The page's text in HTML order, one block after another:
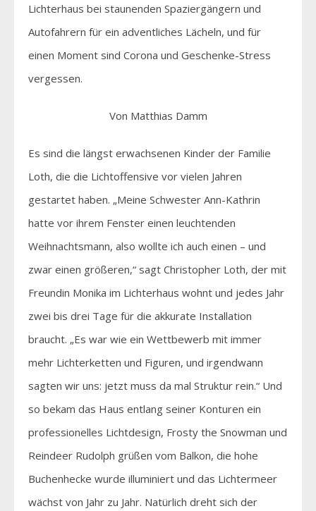
Lichterhaus bei staunenden Spaziergängern und
Autofahrern für ein adventliches Lächeln, und für
einen Moment sind Corona und Geschenke-Stress
vergessen.
Von Matthias Damm
Es sind die längst erwachsenen Kinder der Familie
Loth, die die Lichtoffensive vor vielen Jahren
gestartet haben. „Meine Schwester Ann-Kathrin
hatte vor ihrem Fenster einen leuchtenden
Weihnachtsmann, also wollte ich auch einen – und
zwar einen größeren,“ sagt Christopher Loth, der mit
Freundin Monika im Lichterhaus wohnt und jedes Jahr
zwei bis drei Tage für die akkurate Installation
braucht. „Es war wie ein Wettbewerb mit immer
mehr Lichterketten und Figuren, und irgendwann
sagten wir uns: jetzt muss da mal Struktur rein.“ Und
so bekam das Haus entlang seiner Konturen ein
professionelles Lichtdesign, Frosty the Snowman und
Reindeer Rudolph grüßen vom Balkon, die hohe
Buchenhecke wurde illuminiert und das Lichtermeer
wächst von Jahr zu Jahr. Natürlich dreht sich der